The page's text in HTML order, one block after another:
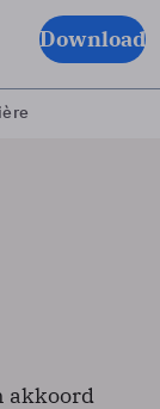
Download
akkoord